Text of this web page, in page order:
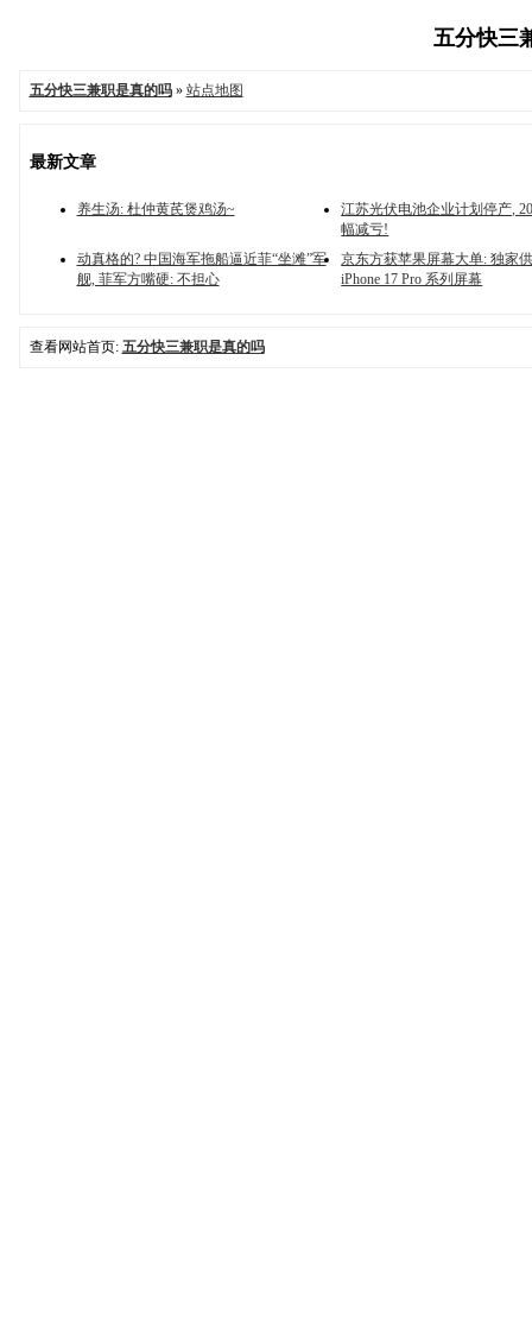
五分快三
五分快三兼职是真的吗» 站点地图
最新文章
养生汤: 杜仲黄芪煲鸡汤~
江苏光伏电池企业计划停产,
幅减亏!
动真格的? 中国海军拖船逼近菲“坐滩”军
舰, 菲军方嘴硬: 不担心
京东方获苹果屏幕大单: 独家
iPhone 17 Pro 系列屏幕
查看网站首页: 五分快三兼职是真的吗